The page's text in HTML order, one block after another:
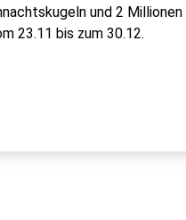
und 2
23.11 bis zum 30.12.